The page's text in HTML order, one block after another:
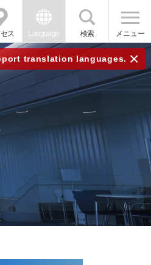
ス Language 検索 メニュー
translation languages. ×